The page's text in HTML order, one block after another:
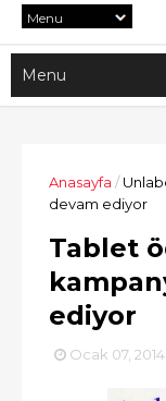
Anasayfa /
devam ediyor
Tablet
ediyor
Ocak 07, 2014